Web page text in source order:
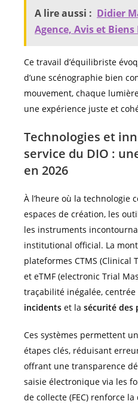
A lire aussi : Didier
Agence, Avis et
Ce travail d’équilibriste
d’une scénographie bien
mouvement, chaque
une expérience juste et
Technologies et
service du DIO :
en 2026
À l’heure où la technologie
espaces de création, les
les instruments
institutional official. La
plateformes CTMS (Clinical
et eTMF (electronic Trial
traçabilité inégalée, centrée
incidents et la sécurité des
Ces systèmes permettent
étapes clés, réduisant
offrant une transparence
saisie électronique via les
de collecte (FEC) renforce